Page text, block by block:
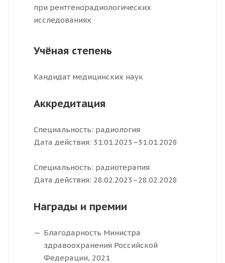
при рентгенорадиологических
исследованиях
Учёная степень
Кандидат медицинских наук
Аккредитация
Специальность: радиология
Дата действия: 31.01.2023–31.01.2028
Специальность: радиотерапия
Дата действия: 28.02.2023–28.02.2028
Награды и премии
Благодарность Министра
здравоохранения Российской
Федерации, 2021